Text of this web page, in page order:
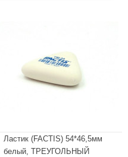
Ластик (FACTIS) 54*46,5мм
белый, ТРЕУГОЛЬНЫЙ